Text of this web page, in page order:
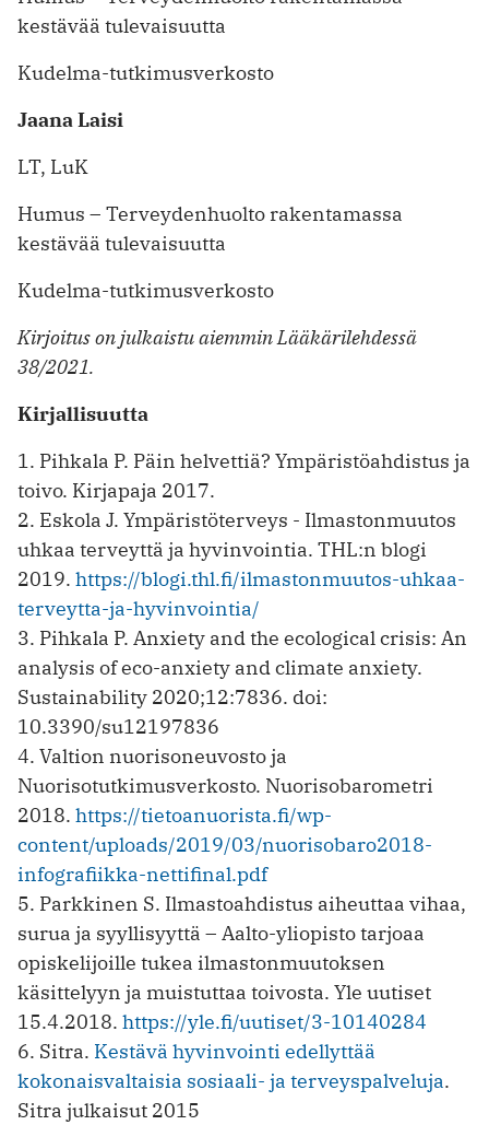
kestävää tulevaisuutta
Kudelma-tutkimusverkosto
Jaana Laisi
LT, LuK
Humus – Terveydenhuolto rakentamassa
kestävää tulevaisuutta
Kudelma-tutkimusverkosto
Kirjoitus on julkaistu aiemmin Lääkärilehdessä
38/2021.
Kirjallisuutta
1. Pihkala P. Päin helvettiä? Ympäristöahdistus ja
toivo. Kirjapaja 2017.
2. Eskola J. Ympäristöterveys - Ilmastonmuutos
uhkaa terveyttä ja hyvinvointia. THL:n blogi
2019. https://blogi.thl.fi/ilmastonmuutos-uhkaa-
terveytta-ja-hyvinvointia/
3. Pihkala P. Anxiety and the ecological crisis: An
analysis of eco-anxiety and climate anxiety.
Sustainability 2020;12:7836. doi:
10.3390/su12197836
4. Valtion nuorisoneuvosto ja
Nuorisotutkimusverkosto. Nuorisobarometri
2018. https://tietoanuorista.fi/wp-
content/uploads/2019/03/nuorisobaro2018-
infografiikka-nettifinal.pdf
5. Parkkinen S. Ilmastoahdistus aiheuttaa vihaa,
surua ja syyllisyyttä – Aalto-yliopisto tarjoaa
opiskelijoille tukea ilmastonmuutoksen
käsittelyyn ja muistuttaa toivosta. Yle uutiset
15.4.2018. https://yle.fi/uutiset/3-10140284
6. Sitra. Kestävä hyvinvointi edellyttää
kokonaisvaltaisia sosiaali- ja terveyspalveluja.
Sitra julkaisut 2015